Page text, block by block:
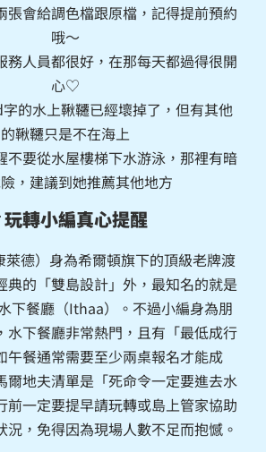
張會給調色檔跟原檔，記得提前預約
哦～
務人員都很好，在那每天都過得很開
心♡
的水上鞦韆已經壞掉了，但有其他
的鞦韆只是不在海上
不要從水屋樓梯下水游泳，那裡有暗
，建議到她推薦其他地方
玩轉小編真心提醒
德）身為希爾頓旗下的頂級老牌渡
典的「雙島設計」外，最知名的就是
下餐廳（Ithaa）。不過小編身為朋
水下餐廳非常熱門，且有「最低成行
午餐通常需要至少兩桌報名才能成
爾地夫清單是「死命令一定要進去水
前一定要提早請玩轉或島上管家協助
況，免得因為現場人數不足而抱憾。